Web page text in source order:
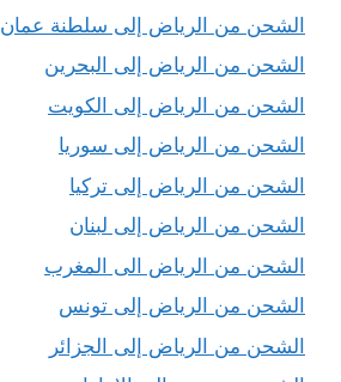
الشحن من الرياض إلى سلطنة عمان
الشحن من الرياض إلى البحرين
الشحن من الرياض إلى الكويت
الشحن من الرياض إلى سوريا
الشحن من الرياض إلى تركيا
الشحن من الرياض إلى لبنان
الشحن من الرياض الى المغرب
الشحن من الرياض إلى تونس
الشحن من الرياض إلى الجزائر